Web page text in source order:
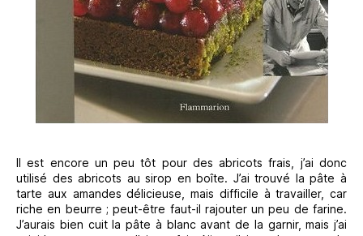
Il est encore un peu tôt pour des abricots frais, j’ai donc
utilisé des abricots au sirop en boîte. J’ai trouvé la pâte à
tarte aux amandes délicieuse, mais difficile à travailler, car
riche en beurre ; peut-être faut-il rajouter un peu de farine.
J’aurais bien cuit la pâte à blanc avant de la garnir, mais j’ai